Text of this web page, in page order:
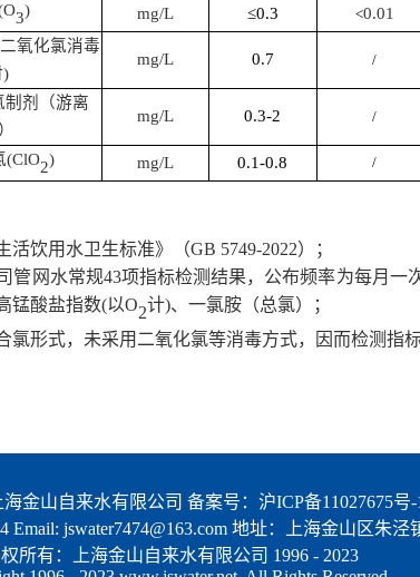
3) mg/L ≤0.3 <0.01
氧化氯消毒
)
mg/L 0.7 /
制剂（游离
mg/L 0.3-2 /
(ClO2) mg/L 0.1-0.8 /
活饮用水卫生标准》（GB 5749-2022）
；
管网水常规43项指标检测结果，公布频率为每月一
锰酸盐指数(以O2计)、一氯胺（总氯）
；
氯形式，未采用二氧化氯等消毒方式，因而检测指
金山自来水有限公司 备案号： 沪ICP备11027675号-
Email: jswater7474@163.com 地址：上海金山区朱泾
所有：上海金山自来水有限公司 1996 - 2023